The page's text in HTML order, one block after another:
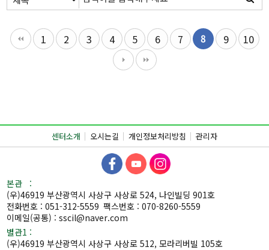
1 2 3 4 5 6 7 8 9 10
센터소개 오시는길 개인정보처리방침 관리자
본관 :
(우)46919 부산광역시 사상구 사상로 524, 나인빌딩 901호
전화번호 : 051-312-5559 팩스번호 : 070-8260-5559
이메일(공통) : sscil@naver.com
별관1 :
(우)46919 부산광역시 사상구 사상로 512, 모라리버빌 105호